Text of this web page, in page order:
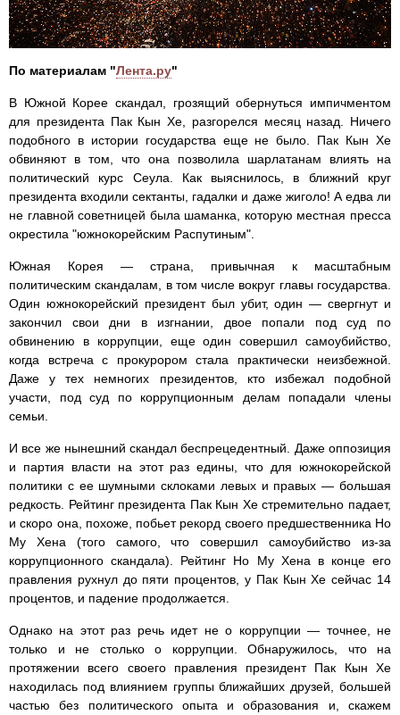
По материалам "Лента.ру"
В Южной Корее скандал, грозящий обернуться импичментом
для президента Пак Кын Хе, разгорелся месяц назад. Ничего
подобного в истории государства еще не было. Пак Кын Хе
обвиняют в том, что она позволила шарлатанам влиять на
политический курс Сеула. Как выяснилось, в ближний круг
президента входили сектанты, гадалки и даже жиголо! А едва ли
не главной советницей была шаманка, которую местная пресса
окрестила "южнокорейским Распутиным".
Южная Корея — страна, привычная к масштабным
политическим скандалам, в том числе вокруг главы государства.
Один южнокорейский президент был убит, один — свергнут и
закончил свои дни в изгнании, двое попали под суд по
обвинению в коррупции, еще один совершил самоубийство,
когда встреча с прокурором стала практически неизбежной.
Даже у тех немногих президентов, кто избежал подобной
участи, под суд по коррупционным делам попадали члены
семьи.
И все же нынешний скандал беспрецедентный. Даже оппозиция
и партия власти на этот раз едины, что для южнокорейской
политики с ее шумными склоками левых и правых — большая
редкость. Рейтинг президента Пак Кын Хе стремительно падает,
и скоро она, похоже, побьет рекорд своего предшественника Но
Му Хена (того самого, что совершил самоубийство из-за
коррупционного скандала). Рейтинг Но Му Хена в конце его
правления рухнул до пяти процентов, у Пак Кын Хе сейчас 14
процентов, и падение продолжается.
Однако на этот раз речь идет не о коррупции — точнее, не
только и не столько о коррупции. Обнаружилось, что на
протяжении всего своего правления президент Пак Кын Хе
находилась под влиянием группы ближайших друзей, большей
частью без политического опыта и образования и, скажем